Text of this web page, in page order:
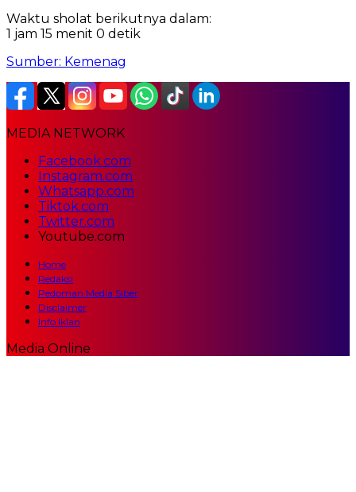
Waktu sholat berikutnya dalam:
1 jam 14 menit 58 detik
Sumber: Kemenag
MEDIA NETWORK
Facebook.com
Instagram.com
Whatsapp.com
Tiktok.com
Twitter.com
Youtube.com
Home
Redaksi
Pedoman Media Siber
Disclaimer
Info Iklan
Media Online